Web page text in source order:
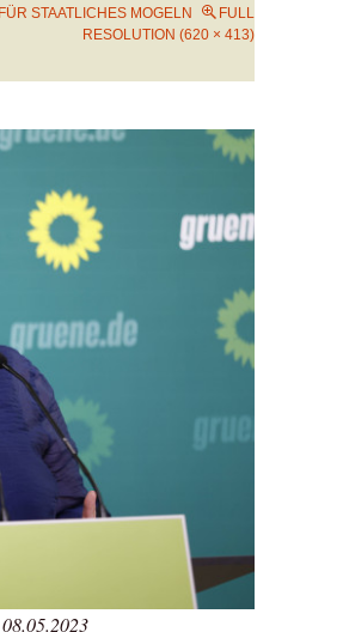
STAATLICHES MOGELN
FULL
RESOLUTION (620 × 413)